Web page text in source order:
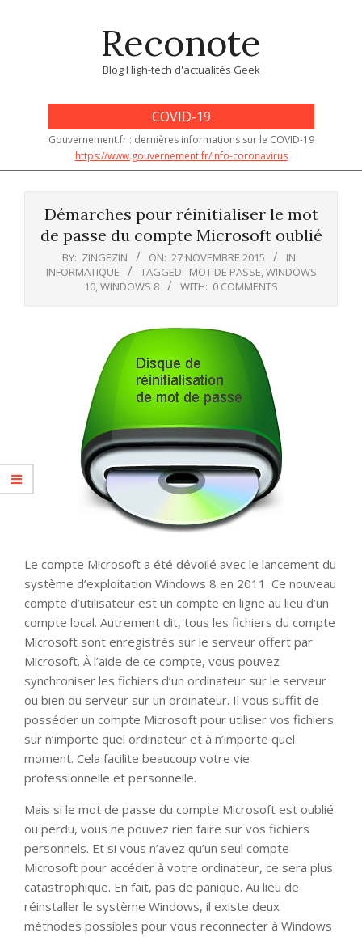
Reconote
Blog High-tech d'actualités Geek
COVID-19
Gouvernement.fr : dernières informations sur le COVID-19
https://www.gouvernement.fr/info-coronavirus
Démarches pour réinitialiser le mot
de passe du compte Microsoft oublié
BY: ZINGEZIN ON: 27 NOVEMBRE 2015
IN:
INFORMATIQUE
TAGGED: MOT DE PASSE,WINDOWS
10,WINDOWS 8 WITH: 0 COMMENTS
Le compte Microsoft a été dévoilé avec le lancement du
système d’exploitation Windows 8 en 2011. Ce nouveau
compte d’utilisateur est un compte en ligne au lieu d’un
compte local. Autrement dit, tous les fichiers du compte
Microsoft sont enregistrés sur le serveur offert par
Microsoft. À l’aide de ce compte, vous pouvez
synchroniser les fichiers d’un ordinateur sur le serveur
ou bien du serveur sur un ordinateur. Il vous suffit de
posséder un compte Microsoft pour utiliser vos fichiers
sur n’importe quel ordinateur et à n’importe quel
moment. Cela facilite beaucoup votre vie
professionnelle et personnelle.
Mais si le mot de passe du compte Microsoft est oublié
ou perdu, vous ne pouvez rien faire sur vos fichiers
personnels. Et si vous n’avez qu’un seul compte
Microsoft pour accéder à votre ordinateur, ce sera plus
catastrophique. En fait, pas de panique. Au lieu de
réinstaller le système Windows, il existe deux
méthodes possibles pour vous reconnecter à Windows